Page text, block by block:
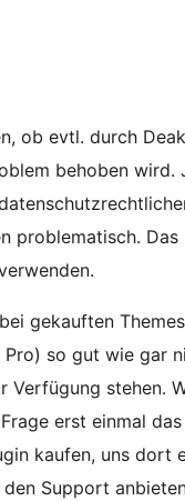
ob evtl. durch
behoben wird.
problematisch.
gekauften
Pro) so gut wie gar
Verfügung stehen.
erst einmal
kaufen, uns dort
Support